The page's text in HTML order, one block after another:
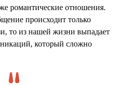
романтические отношения.
происходит только
то из нашей жизни выпадает
который сложно